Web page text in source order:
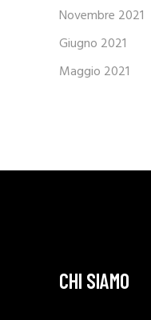
Novembre 2021
Giugno 2021
Maggio 2021
CHI SIAMO